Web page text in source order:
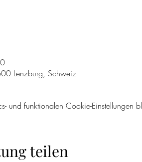
Lenzburg, Schweiz
und funktionalen Cookie-Einstellungen
teilen